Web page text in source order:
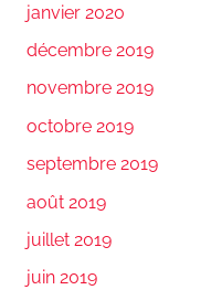
janvier 2020
décembre 2019
novembre 2019
octobre 2019
septembre 2019
août 2019
juillet 2019
juin 2019